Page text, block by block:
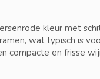
kleur met
wat typisch is
compacte en frisse